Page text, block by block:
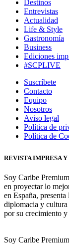
Destinos
Entrevistas
Actualidad
Life & Style
Gastronomía
Business
Ediciones
#SCPLIVE
Suscríbete
Contacto
Equipo
Nosotros
Aviso legal
Política de
Política de
REVISTA IMPRESA
Soy Caribe
en proyectar lo
en España,
diplomacia y cultura
por su crecimiento
Soy Caribe